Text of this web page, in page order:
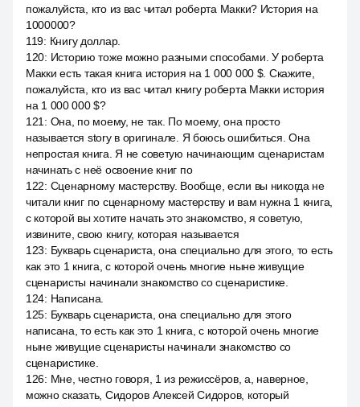
пожалуйста, кто из вас читал роберта Макки? История на
1000000?
119: Книгу доллар.
120: Историю тоже можно разными способами. У роберта
Макки есть такая книга история на 1 000 000 $. Скажите,
пожалуйста, кто из вас читал книгу роберта Макки история
на 1 000 000 $?
121 : Она, по моему, не так. По моему, она просто
называется story в оригинале. Я боюсь ошибиться. Она
непростая книга. Я не советую начинающим сценаристам
начинать с неё освоение книг по
122: Сценарному мастерству. Вообще, если вы никогда не
читали книг по сценарному мастерству и вам нужна 1 книга,
с которой вы хотите начать это знакомство, я советую,
извините, свою книгу, которая называется
123: Букварь сценариста, она специально для этого, то есть
как это 1 книга, с которой очень многие ныне живущие
сценаристы начинали знакомство со сценаристике.
124: Написана.
125: Букварь сценариста, она специально для этого
написана, то есть как это 1 книга, с которой очень многие
ныне живущие сценаристы начинали знакомство со
сценаристике.
126: Мне, честно говоря, 1 из режиссёров, а, наверное,
можно сказать, Сидоров Алексей Сидоров, который